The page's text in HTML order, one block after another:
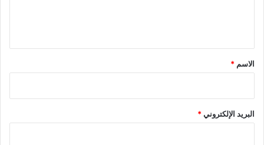
*
الاسم *
البريد الإلكتروني*